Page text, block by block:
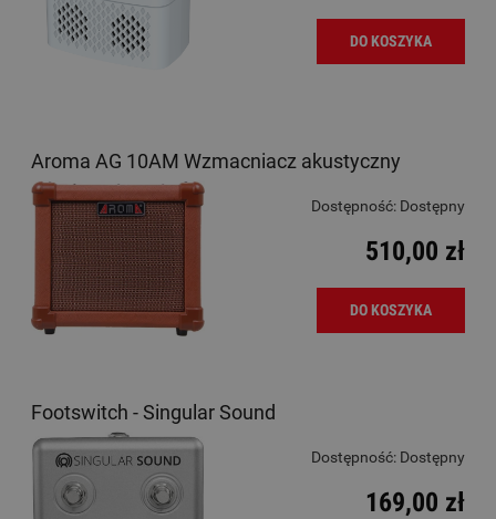
DO KOSZYKA
Aroma AG 10AM Wzmacniacz akustyczny
Dostępność: Dostępny
510,00 zł
DO KOSZYKA
Footswitch - Singular Sound
Dostępność: Dostępny
169,00 zł